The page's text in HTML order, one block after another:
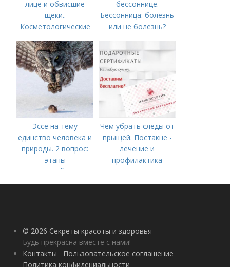
лице и обвисшие
щеки..
Косметологические
бессоннице.
Бессонница: болезнь
или не болезнь?
Эссе на тему
единство человека и
природы. 2 вопрос:
этапы
взаимодействия
природного и
Чем убрать следы от
прыщей. Постакне -
лечение и
профилактика
© 2026 Секреты красоты и здоровья
Будь прекрасна вместе с нами!
Контакты
Пользовательское соглашение
Политика конфидециальности